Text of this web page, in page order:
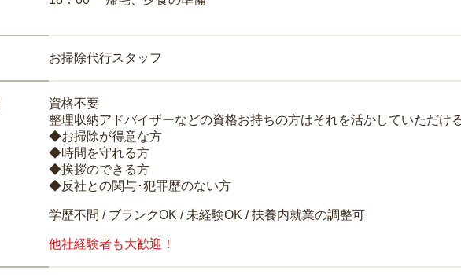
お掃除代行スタッフ
資格不要
整理収納アドバイザーなどの資格お持ちの方はそれを活かしていただけ
◆お掃除が得意な方
◆時間を守れる方
◆挨拶のできる方
◆反社との関与･犯罪歴のない方
学歴不問 / ブランクOK / 未経験OK / 扶養内就業の調整可
他社経験者も大歓迎！